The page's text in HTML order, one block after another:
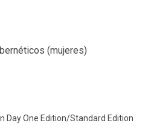
(mujeres)
Day One Edition/Standard Edition